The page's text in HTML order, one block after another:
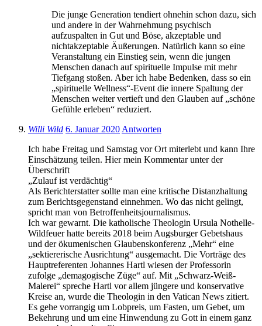
Die junge Generation tendiert ohnehin schon dazu, sich
und andere in der Wahrnehmung psychisch
aufzuspalten in Gut und Böse, akzeptable und
nichtakzeptable Äußerungen. Natürlich kann so eine
Veranstaltung ein Einstieg sein, wenn die jungen
Menschen danach auf spirituelle Impulse mit mehr
Tiefgang stoßen. Aber ich habe Bedenken, dass so ein
„spirituelle Wellness“-Event die innere Spaltung der
Menschen weiter vertieft und den Glauben auf „schöne
Gefühle erleben“ reduziert.
Willi Wild 6. Januar 2020 Antworten
Ich habe Freitag und Samstag vor Ort miterlebt und kann Ihre
Einschätzung teilen. Hier mein Kommentar unter der
Überschrift
„Zulauf ist verdächtig“
Als Berichterstatter sollte man eine kritische Distanzhaltung
zum Berichtsgegenstand einnehmen. Wo das nicht gelingt,
spricht man von Betroffenheitsjournalismus.
Ich war gewarnt. Die katholische Theologin Ursula Nothelle-
Wildfeuer hatte bereits 2018 beim Augsburger Gebetshaus
und der ökumenischen Glaubenskonferenz „Mehr“ eine
„sektiererische Ausrichtung“ ausgemacht. Die Vorträge des
Hauptreferenten Johannes Hartl wiesen der Professorin
zufolge „demagogische Züge“ auf. Mit „Schwarz-Weiß-
Malerei“ spreche Hartl vor allem jüngere und konservative
Kreise an, wurde die Theologin in den Vatican News zitiert.
Es gehe vorrangig um Lobpreis, um Fasten, um Gebet, um
Bekehrung und um eine Hinwendung zu Gott in einem ganz